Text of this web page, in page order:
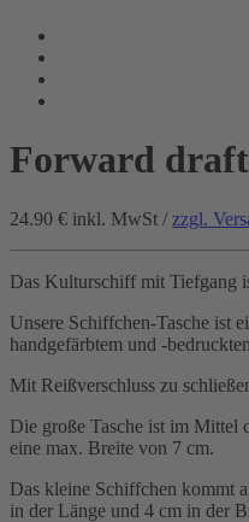
Forward draft
24.90 € inkl. MwSt / zzgl.
Das Kulturschiff mit Tiefgang
Unsere Schiffchen-Tasche ist
handgefärbtem und -
Mit Reißverschluss zu
Die große Tasche ist im Mittel
eine max. Breite von 7 cm.
Das kleine Schiffchen kommt
in der Länge und 4 cm in der